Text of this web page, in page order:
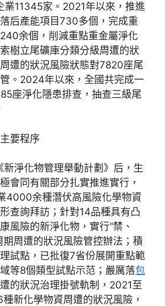
11345家。2021年以來，推進
后產能項目730多個，完成重
余個，削減重點重金屬淨化
樹立尾礦庫分類分級周遭的狀
遭的狀況風險狀態對7820座尾
。2024年以來，全國共完成一
座淨化隱患排查，抽查三級尾
要程序
淨化物管理舉動計劃》后，生
會同有關部分扎實推進實行，
4000余種潛伏高風險化學物資
查詢拜訪；針對14品種具有凸
風險的新淨化物，實行“禁、
期周遭的狀況風險管控辦法；積
試點，已批復7省份展開重點範
等8個類型試點示范；嚴厲落包
的狀況治理掛號軌制，2021至
新化學物資周遭的狀況風險，